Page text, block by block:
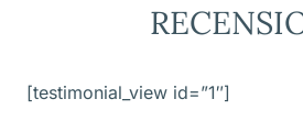
[testimonial_view id=”1″]